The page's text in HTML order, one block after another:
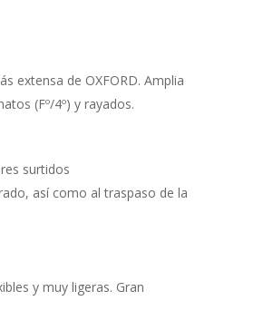
extensa de OXFORD. Amplia
(Fº/4º) y rayados.
surtidos
así como al traspaso de la
y muy ligeras. Gran